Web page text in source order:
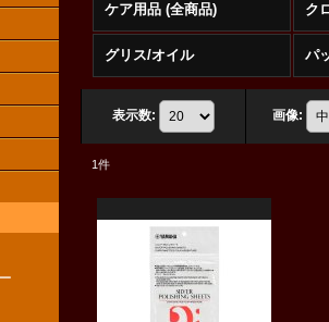
ケア用品 (全商品) ク
グリス/オイル パ
表示数: 画像:
1件